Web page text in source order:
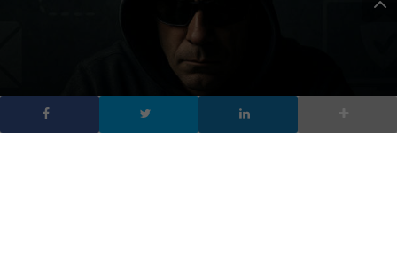
// digitalic © 2020 - Tutti i diritti
riservati - MMEDIA
Partita IVA 03339380135 - Reg. Trib. Milano
n. 409 del 21/7/2011 - ROC n. 21424 del